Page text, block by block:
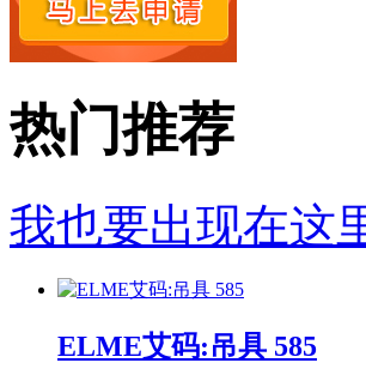
热门推荐
我也要出现在这
ELME艾码:吊具 585